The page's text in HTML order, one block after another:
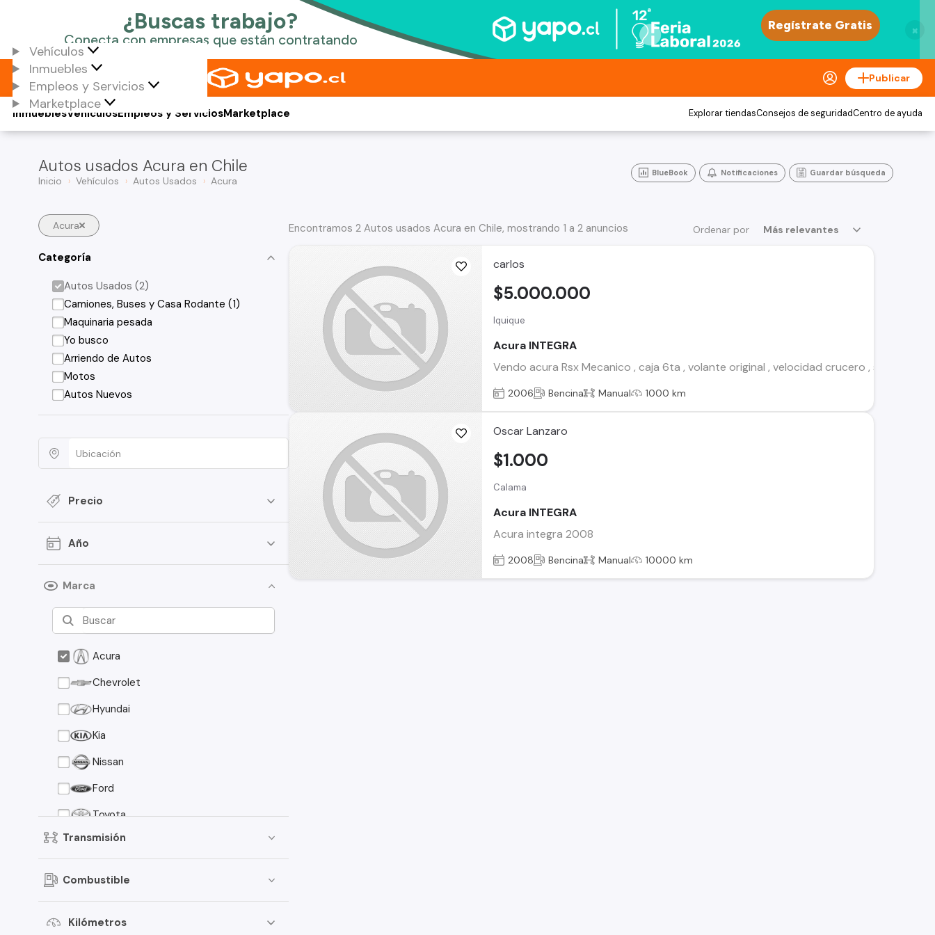
×
Vehículos
Inmuebles
Empleos y Servicios
Marketplace
Publicar
Vehículos
Inmuebles Empleos y ServiciosMarketplace Explorar tiendasConsejos de seguridadCentro de ayuda
Autos usados Acura en Chile
Inicio Vehículos Autos Usados Acura
BlueBook Notificaciones Guardar búsqueda
Acura
Categoría
Autos Usados (2)
Camiones, Buses y Casa Rodante (1)
Maquinaria pesada
Yo busco
Arriendo de Autos
Motos
Autos Nuevos
Precio
Año
Marca
Acura
Chevrolet
Hyundai
Kia
Nissan
Ford
Toyota
Suzuki
Mitsubishi
Transmisión
Combustible
Kilómetros
Ordenar por Más relevantes
Encontramos 2 Autos usados Acura en Chile, mostrando 1 a 2 anuncios
carlos
Iquique
Acura INTEGRA
Vendo acura Rsx Mecanico , caja 6ta , volante original , velocidad crucero , solo
$5.000.000
2006 Bencina Manual 1000 km
Oscar Lanzaro
Calama
Acura INTEGRA
Acura integra 2008
$1.000
2008 Bencina Manual 10000 km